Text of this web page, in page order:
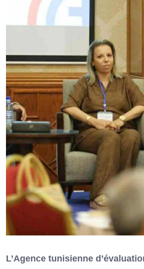
L’Agence tunisienne